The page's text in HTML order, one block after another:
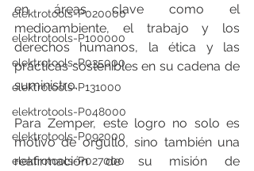
elektrotools-P020000
elektrotools-P100000
elektrotools-P035000
elektrotools-P131000
elektrotools-P048000
elektrotools-P092000
elektrotools-P027000
en áreas clave como el
medioambiente, el trabajo y los
derechos humanos, la ética y las
prácticas sostenibles en su cadena de
suministro.
Para Zemper, este logro no solo es
motivo de orgullo, sino también una
reafirmación de su misión de